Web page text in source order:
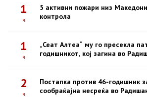
1
ч
5 активни пожари низ
контрола
1
ч
„Сеат Алтеа“ му го пресекла
годишникот, кој загина во
2
ч
Постапка против 46-годишник
сообраќајна несреќа во